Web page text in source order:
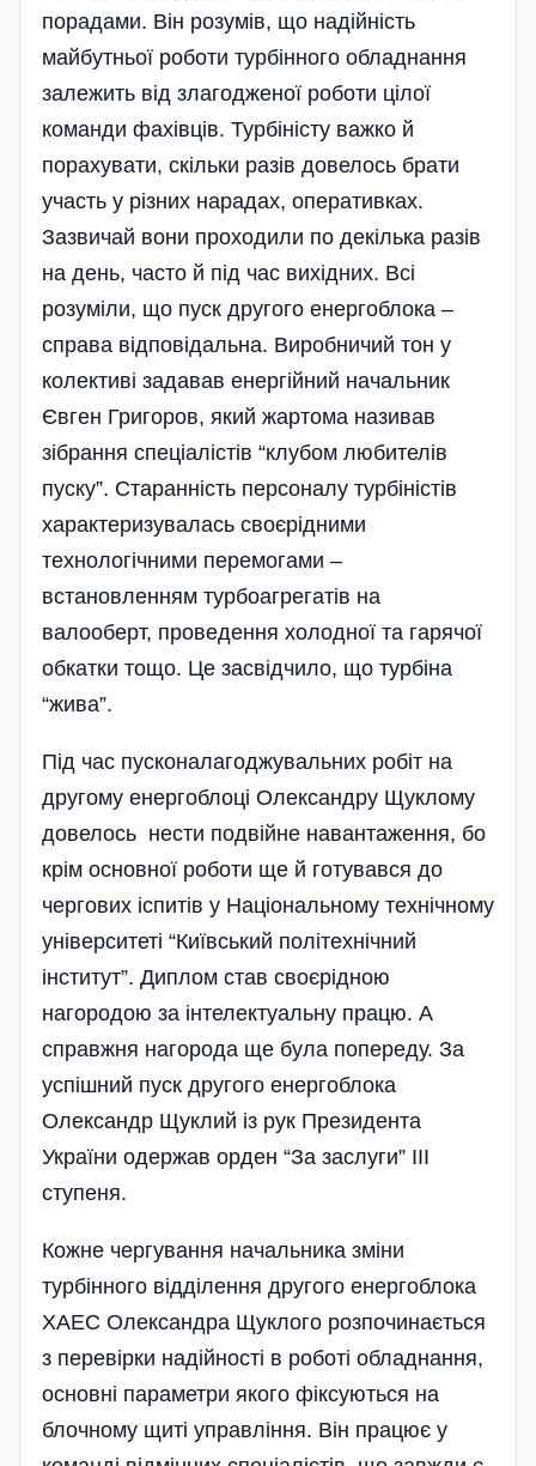
порадами. Він розумів, що надійність
майбутньої роботи турбінного обладнання
залежить від злагодженої роботи цілої
команди фахівців. Турбіністу важко й
порахувати, скільки разів довелось брати
участь у різних нарадах, оперативках.
Зазвичай вони проходили по декілька разів
на день, часто й під час вихідних. Всі
розуміли, що пуск другого енергоблока –
справа відповідальна. Виробничий тон у
колективі задавав енергійний начальник
Євген Григоров, який жартома називав
зібрання спеціалістів “клубом любителів
пуску”. Старанність персоналу турбіністів
характеризувалась своєрідними
технологічними перемогами –
встановленням турбоагрегатів на
валооберт, проведення холодної та гарячої
обкатки тощо. Це засвідчило, що турбіна
“жива”.
Під час пусконалагоджувальних робіт на
другому енергоблоці Олександру Щуклому
довелось нести подвійне навантаження, бо
крім основної роботи ще й готувався до
чергових іспитів у Національному технічному
університеті “Київський політехнічний
інститут”. Диплом став своєрідною
нагородою за інтелектуальну працю. А
справжня нагорода ще була попереду. За
успішний пуск другого енергоблока
Олександр Щуклий із рук Президента
України одержав орден “За заслуги” ІІІ
ступеня.
Кожне чергування начальника зміни
турбінного відділення другого енергоблока
ХАЕС Олександра Щуклого розпочинається
з перевірки надійності в роботі обладнання,
основні параметри якого фіксуються на
блочному щиті управління. Він працює у